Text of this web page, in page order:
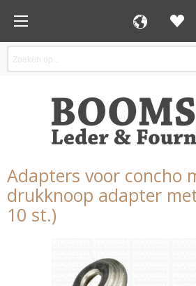
Adapters voor concho
drukknoop adapter
10 st.)